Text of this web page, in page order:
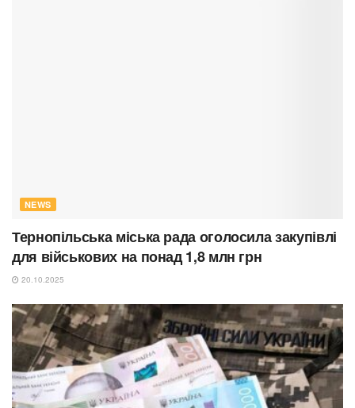
NEWS
Тернопільська міська рада оголосила закупівлі
для військових на понад 1,8 млн грн
20.10.2025